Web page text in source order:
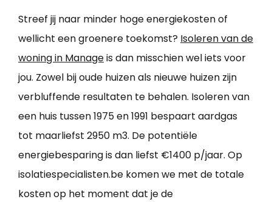
Streef jij naar minder hoge energiekosten of
wellicht een groenere toekomst? Isoleren van de
woning in Manageis dan misschien wel iets voor
jou. Zowel bij oude huizen als nieuwe huizen zijn
verbluffende resultaten te behalen. Isoleren van
een huis tussen 1975 en 1991 bespaart aardgas
tot maarliefst 2950 m3. De potentiële
energiebesparing is dan liefst €1400 p/jaar. Op
isolatiespecialisten.be komen we met de totale
kosten op het moment dat je de